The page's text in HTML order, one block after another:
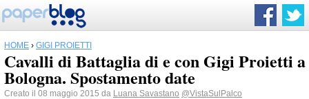
HOME › GIGI PROIETTI
Cavalli di Battaglia di e con Gigi Proietti a
Bologna. Spostamento date
Creato il 08 maggio 2015 da Luana Savastano @VistaSulPalco